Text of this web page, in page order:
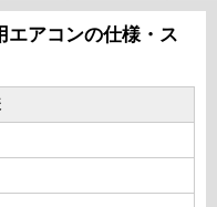
エアコンの仕様・ス